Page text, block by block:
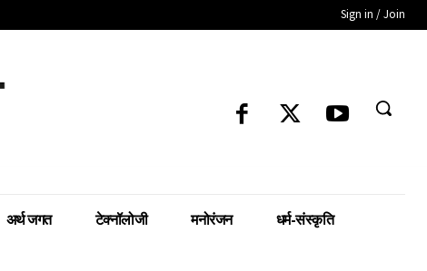
Sign in / Join
अर्थ जगत टेक्नॉलोजी मनोरंजन धर्म-संस्कृति